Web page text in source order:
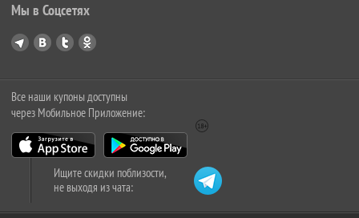
Мы в Соцсетях
Все наши купоны доступны
через Мобильное Приложение:
Ищите скидки поблизости,
не выходя из чата: